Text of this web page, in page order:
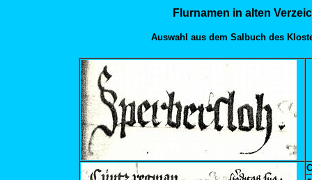
Flurnamen in alten
Auswahl aus dem Salbuch des